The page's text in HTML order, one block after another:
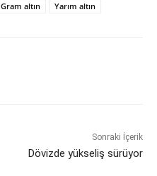
Gram altın Yarım altın
Sonraki İçerik
Dövizde yükseliş sürüyor